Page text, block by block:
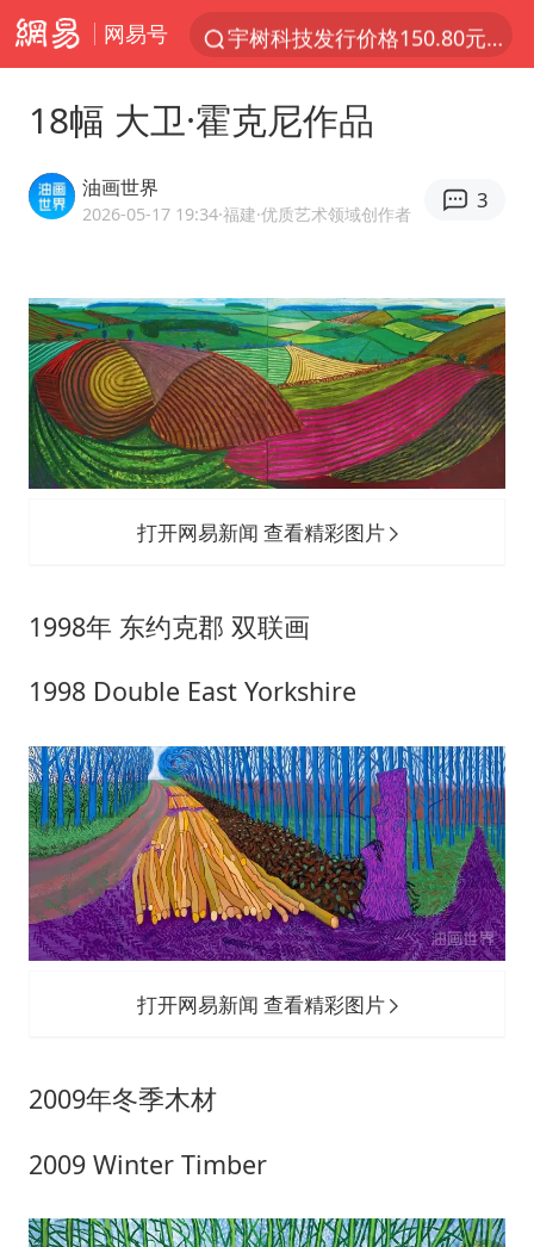
网易号
CIA被曝已秘密设立古巴工作组
泰国一女公务员妆容引争议 本人回应
村民谈“梅姨”：叫的其实是“媒姨”
24小时不关空调 电费会更低吗
中国养老床位“三连降”
哪吒汽车南宁工厂设备降价20%拍卖
18幅 大卫·霍克尼作品
油画世界
2026-05-17 19:34·福建·优质艺术领域创作者
3
打开网易新闻 查看精彩图片
1998年 东约克郡 双联画
1998 Double East Yorkshire
打开网易新闻 查看精彩图片
2009年冬季木材
2009 Winter Timber